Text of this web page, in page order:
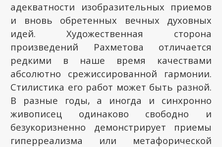
адекватности изобразительных приемов
и вновь обретенных вечных духовных
идей. Художественная сторона
произведений Рахметова отличается
редкими в наше время качествами
абсолютно срежиссированной гармонии.
Стилистика его работ может быть разной.
В разные годы, а иногда и синхронно
живописец одинаково свободно и
безукоризненно демонстрирует приемы
гиперреализма или метафорической